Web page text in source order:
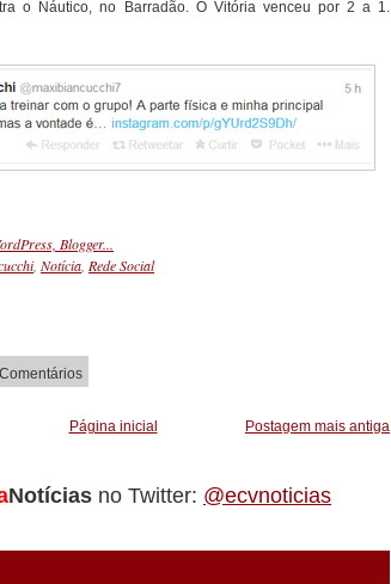
o Náutico, no Barradão. O Vitória venceu por 2 a 1.
, Notícia, Rede Social
Postagem mais antiga
Página inicial
Notícias no Twitter: @ecvnoticias